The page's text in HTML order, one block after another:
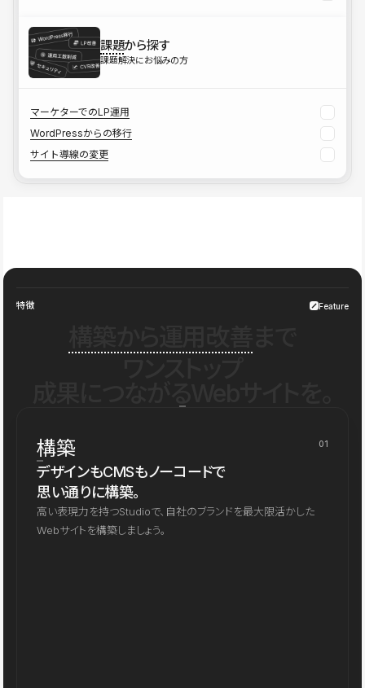
課題から探す
課題解決にお悩みの方
マーケターでのLP運用
WordPressからの移行
サイト導線の変更
特徴 Feature
構築 01
デザインもCMSもノーコードで
思い通りに構築。
高い表現力を持つStudioで、自社のブランドを最大限活かした
Webサイトを構築しましょう。